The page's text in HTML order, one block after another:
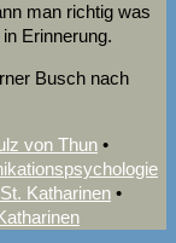
man richtig was
Erinnerung.
Busch nach
von Thun •
Katharinen •